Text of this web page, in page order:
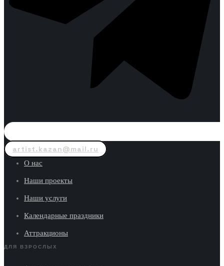
artist.kazan@mail.ru
О нас
Наши проекты
Наши услуги
Календарные праздники
Аттракционы
ДЛЯ ВЗРОСЛЫХ